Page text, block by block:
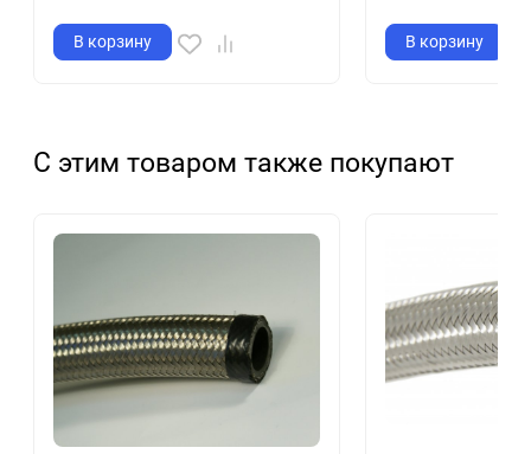
В корзину В корзину
С этим товаром также покупают